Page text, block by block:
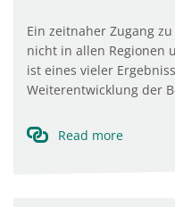
Ein zeitnaher Zugang
nicht in allen Regionen
ist eines vieler
Weiterentwicklung der
Read more